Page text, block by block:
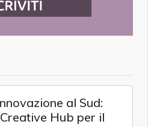
al Sud:
Hub per il